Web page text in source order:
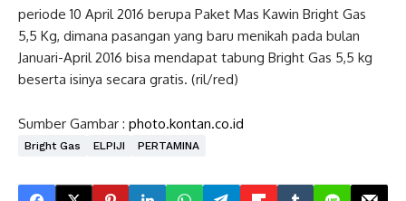
periode 10 April 2016 berupa Paket Mas Kawin Bright Gas
5,5 Kg, dimana pasangan yang baru menikah pada bulan
Januari-April 2016 bisa mendapat tabung Bright Gas 5,5 kg
beserta isinya secara gratis. (ril/red)
Sumber Gambar : photo.kontan.co.id
Bright Gas ELPIJI PERTAMINA